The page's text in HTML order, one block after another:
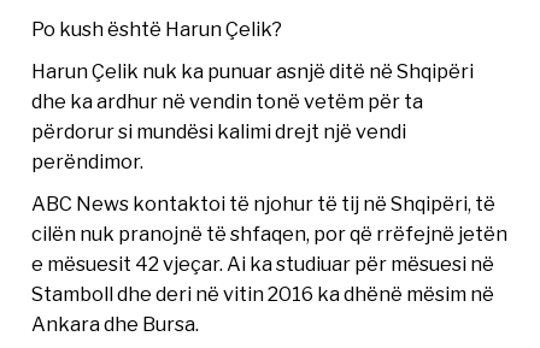
Po kush është Harun Çelik?
Harun Çelik nuk ka punuar asnjë ditë në Shqipëri
dhe ka ardhur në vendin tonë vetëm për ta
përdorur si mundësi kalimi drejt një vendi
perëndimor.
ABC News kontaktoi të njohur të tij në Shqipëri, të
cilën nuk pranojnë të shfaqen, por që rrëfejnë jetën
e mësuesit 42 vjeçar. Ai ka studiuar për mësuesi në
Stamboll dhe deri në vitin 2016 ka dhënë mësim në
Ankara dhe Bursa.